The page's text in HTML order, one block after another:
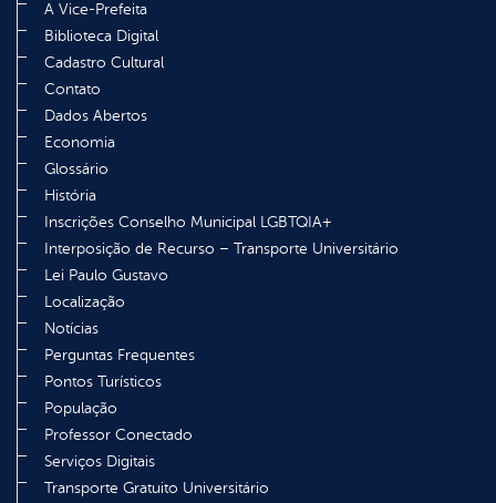
A Vice-Prefeita
Biblioteca Digital
Cadastro Cultural
Contato
Dados Abertos
Economia
Glossário
História
Inscrições Conselho Municipal LGBTQIA+
Interposição de Recurso – Transporte Universitário
Lei Paulo Gustavo
Localização
Notícias
Perguntas Frequentes
Pontos Turísticos
População
Professor Conectado
Serviços Digitais
Transporte Gratuito Universitário